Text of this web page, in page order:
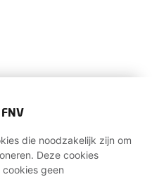
die noodzakelijk zijn om
Deze cookies
geen